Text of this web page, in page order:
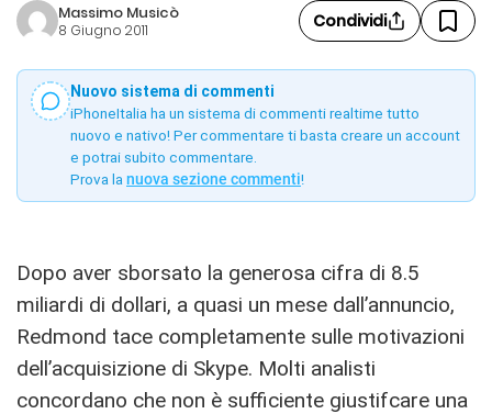
Massimo Musicò
8 Giugno 2011 Condividi
Nuovo sistema di commenti
iPhoneItalia ha un sistema di commenti realtime tutto
nuovo e nativo! Per commentare ti basta creare un account
e potrai subito commentare.
Prova la nuova sezione commenti!
Dopo aver sborsato la generosa cifra di 8.5
miliardi di dollari, a quasi un mese dall’annuncio,
Redmond tace completamente sulle motivazioni
dell’acquisizione di Skype. Molti analisti
concordano che non è sufficiente giustifcare una